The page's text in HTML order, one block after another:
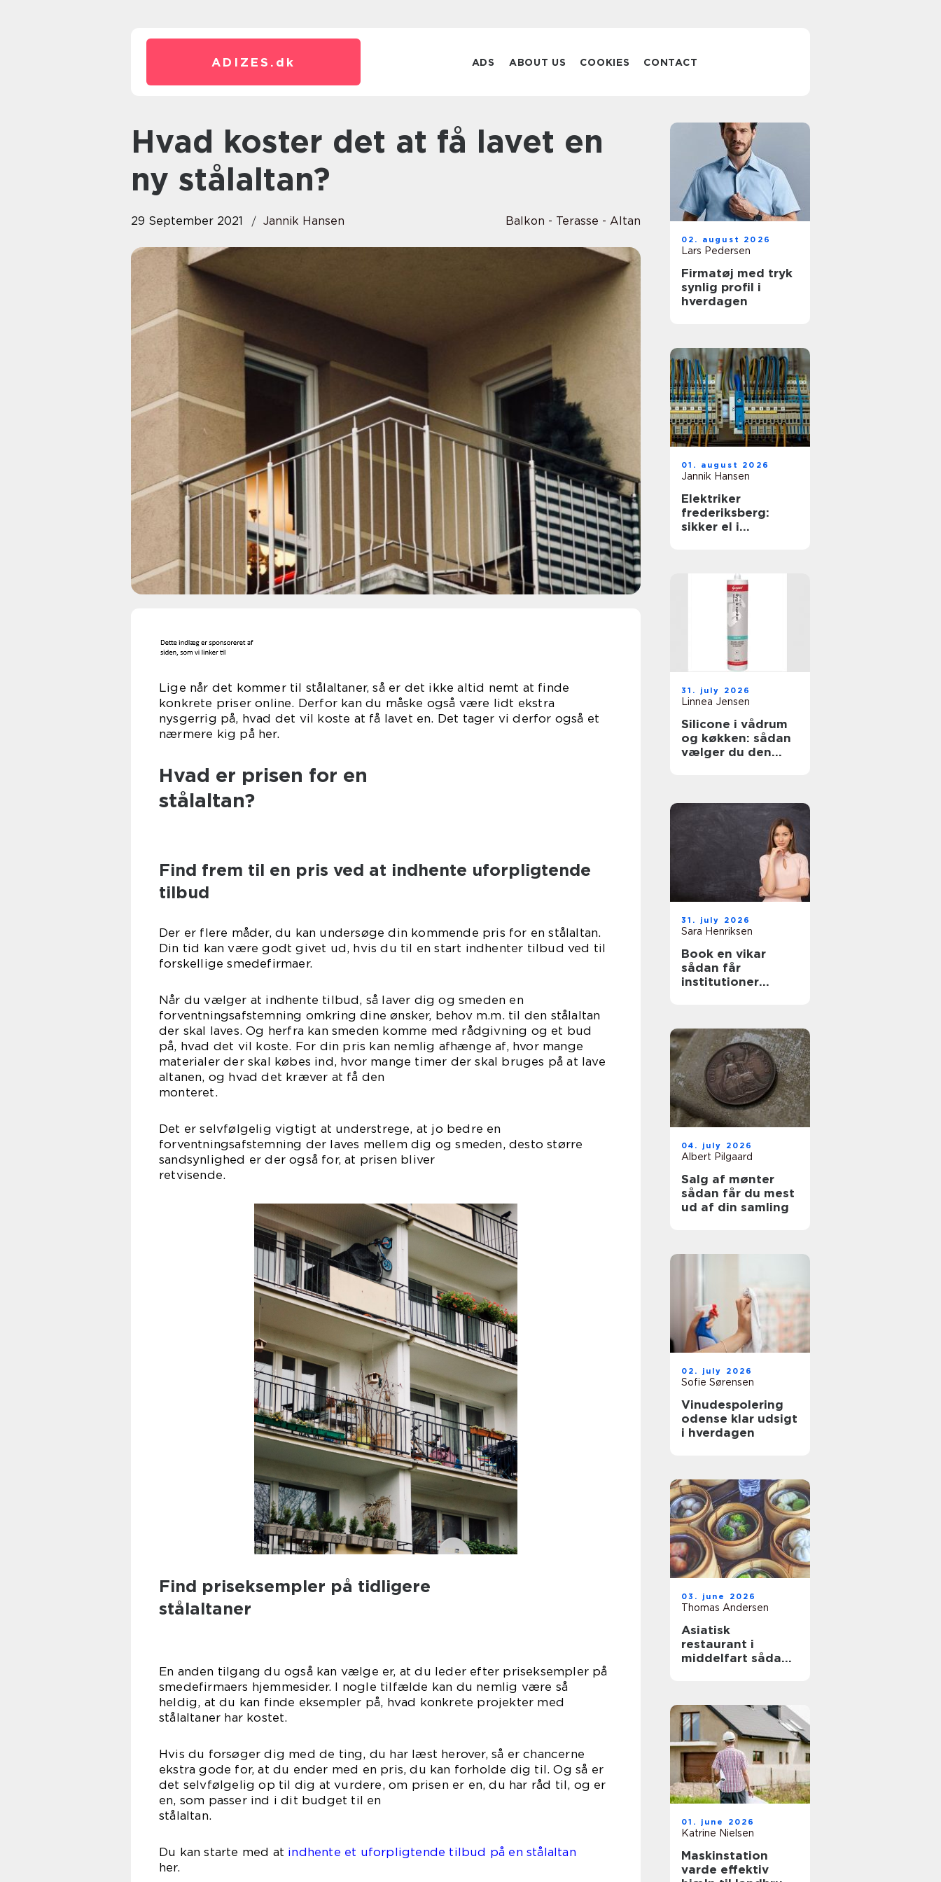
ADIZES. dk ADS ABOUT US COOKIES CONTACT
Hvad koster det at få lavet en
ny stålaltan?
29 September 2021 Jannik Hansen Balkon - Terasse - Altan
Lige når det kommer til stålaltaner, så er det ikke altid nemt at finde
konkrete priser online. Derfor kan du måske også være lidt ekstra
nysgerrig på, hvad det vil koste at få lavet en. Det tager vi derfor også et
nærmere kig på her.
Hvad er prisen for en
stålaltan?
Find frem til en pris ved at indhente uforpligtende
tilbud
Der er flere måder, du kan undersøge din kommende pris for en stålaltan.
Din tid kan være godt givet ud, hvis du til en start indhenter tilbud ved til
forskellige smedefirmaer.
Når du vælger at indhente tilbud, så laver dig og smeden en
forventningsafstemning omkring dine ønsker, behov m.m. til den stålaltan
der skal laves. Og herfra kan smeden komme med rådgivning og et bud
på, hvad det vil koste. For din pris kan nemlig afhænge af, hvor mange
materialer der skal købes ind, hvor mange timer der skal bruges på at lave
altanen, og hvad det kræver at få den
monteret.
Det er selvfølgelig vigtigt at understrege, at jo bedre en
forventningsafstemning der laves mellem dig og smeden, desto større
sandsynlighed er der også for, at prisen bliver
retvisende.
Find priseksempler på tidligere
stålaltaner
En anden tilgang du også kan vælge er, at du leder efter priseksempler på
smedefirmaers hjemmesider. I nogle tilfælde kan du nemlig være så
heldig, at du kan finde eksempler på, hvad konkrete projekter med
stålaltaner har kostet.
Hvis du forsøger dig med de ting, du har læst herover, så er chancerne
ekstra gode for, at du ender med en pris, du kan forholde dig til. Og så er
det selvfølgelig op til dig at vurdere, om prisen er en, du har råd til, og er
en, som passer ind i dit budget til en
stålaltan.
Du kan starte med at indhente et uforpligtende tilbud på en stålaltan
her.
02. august 2026
Lars Pedersen
Firmatøj med tryk
synlig profil i
hverdagen
01. august 2026
Jannik Hansen
Elektriker
frederiksberg:
sikker el i
31. july 2026
Linnea Jensen
Silicone i vådrum
og køkken: sådan
vælger du den
31. july 2026
Sara Henriksen
Book en vikar
sådan får
institutioner
04. july 2026
Albert Pilgaard
Salg af mønter
sådan får du mest
ud af din samling
02. july 2026
Sofie Sørensen
Vinudespolering
odense klar udsigt
i hverdagen
03. june 2026
Thomas Andersen
Asiatisk
restaurant i
middelfart sådan
01. june 2026
Katrine Nielsen
Maskinstation
varde effektiv